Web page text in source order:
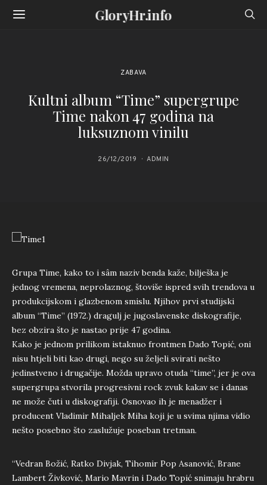
GloryHr.info
ZABAVA
Kultni album “Time” supergrupe
Time nakon 47 godina na
luksuznom vinilu
26/12/2019 ADMIN
Grupa Time, kako to i sâm naziv benda kaže, bilješka je
jednog vremena, neprolaznog, štoviše ispred svih trendova u
produkcijskom i glazbenom smislu. Njihov prvi studijski
album “Time” (1972.) dragulj je jugoslavenske diskografije,
bez obzira što je nastao prije 47 godina.
Kako je jednom prilikom istaknuo frontmen Dado Topić, oni
nisu htjeli biti kao drugi, nego su željeli svirati nešto
jedinstveno i drugačije. Možda upravo otuda “time”, jer je ova
supergrupa stvorila progresivni rock zvuk kakav se i danas
ne može čuti u diskografiji. Osnovao ih je menadžer i
producent Vladimir Mihaljek Miha koji je u svima njima vidio
nešto posebno što zaslužuje poseban tretman.
“Vedran Božić, Ratko Divjak, Tihomir Pop Asanović, Brane
Lambert Živković, Mario Mavrin i Dado Topić snimaju hrabru